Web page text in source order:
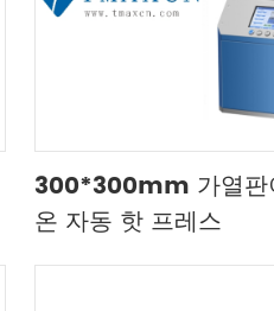
300*300mm 가열판
온 자동 핫 프레스